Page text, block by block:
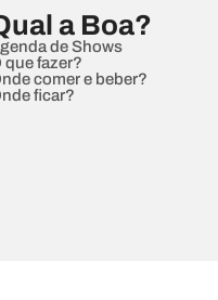
a Boa?
de Shows
que fazer?
comer e beber?
ficar?